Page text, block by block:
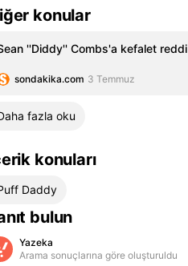
konular
''Diddy'' Combs'a kefalet reddi
sondakika.com 3 Temmuz
fazla oku
konuları
Daddy
bulun
Yazeka
Arama sonuçlarına göre oluşturuldu